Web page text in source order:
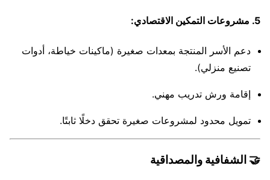
5. مشروعات التمكين الاقتصادي:
دعم الأسر المنتجة بمعدات صغيرة (ماكينات خياطة، أدوات
تصنيع منزلي).
إقامة ورش تدريب مهني.
تمويل محدود لمشروعات صغيرة تحقق دخلًا ثابتًا.
🤝 الشفافية والمصداقية